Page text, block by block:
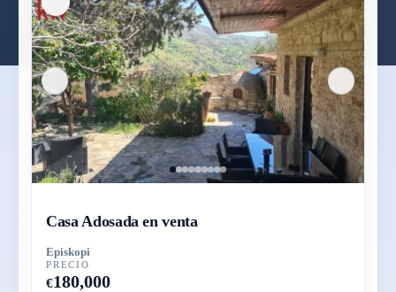
Casa Adosada en venta
Episkopi
PRECIO
€180,000